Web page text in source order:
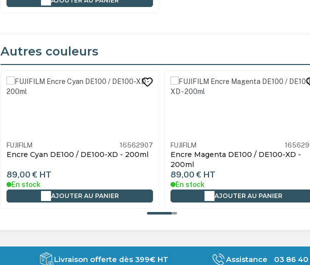
Autres couleurs
Ignorer la galerie de produits
FUJIFILM 16562919
Encre Magenta DE100 / DE100-XD -
89,00 € HT
En stock
AJOUTER AU PANIER
FUJIFILM
Encre Jaune DE100 / DE100-XD -
89,00 € HT
En stock
AJOUTER AU PANIER
Livraison offerte dès 399€ HT Assistance 03 86 40